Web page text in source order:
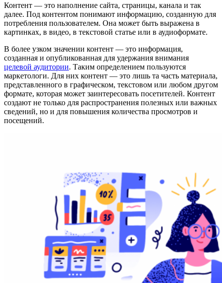
Контент — это наполнение сайта, страницы, канала и так
далее. Под контентом понимают информацию, созданную для
потребления пользователем. Она может быть выражена в
картинках, в видео, в текстовой статье или в аудиоформате.
В более узком значении контент — это информация,
созданная и опубликованная для удержания внимания
целевой аудитории. Таким определением пользуются
маркетологи. Для них контент — это лишь та часть материала,
представленного в графическом, текстовом или любом другом
формате, которая может заинтересовать посетителей. Контент
создают не только для распространения полезных или важных
сведений, но и для повышения количества просмотров и
посещений.